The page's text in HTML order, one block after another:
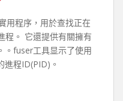
用程序，用於查找正在
程。 它還提供有關擁有
。fuser工具显示了使用
進程ID(PID)。